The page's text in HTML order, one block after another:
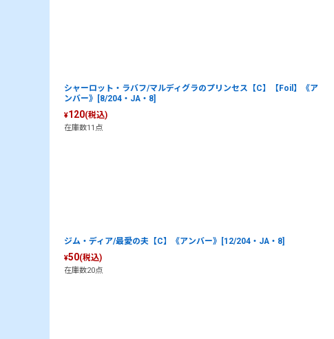
シャーロット・ラバフ/マルディグラのプリンセス【C】【Foil】《ア
ンバー》[8/204・JA・8]
¥120(税込)
在庫数11点
ジム・ディア/最愛の夫【C】《アンバー》[12/204・JA・8]
¥50(税込)
在庫数20点